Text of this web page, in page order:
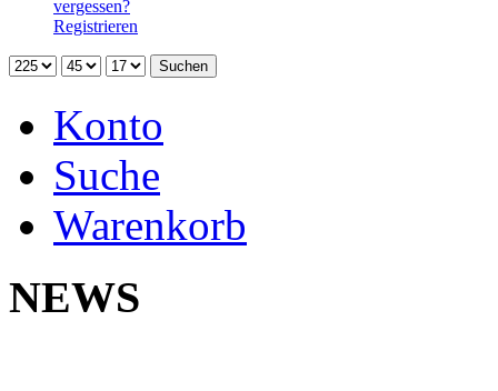
vergessen?
Registrieren
Konto
Suche
Warenkorb
NEWS